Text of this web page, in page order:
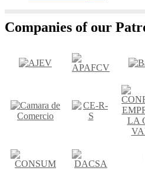
Companies of our